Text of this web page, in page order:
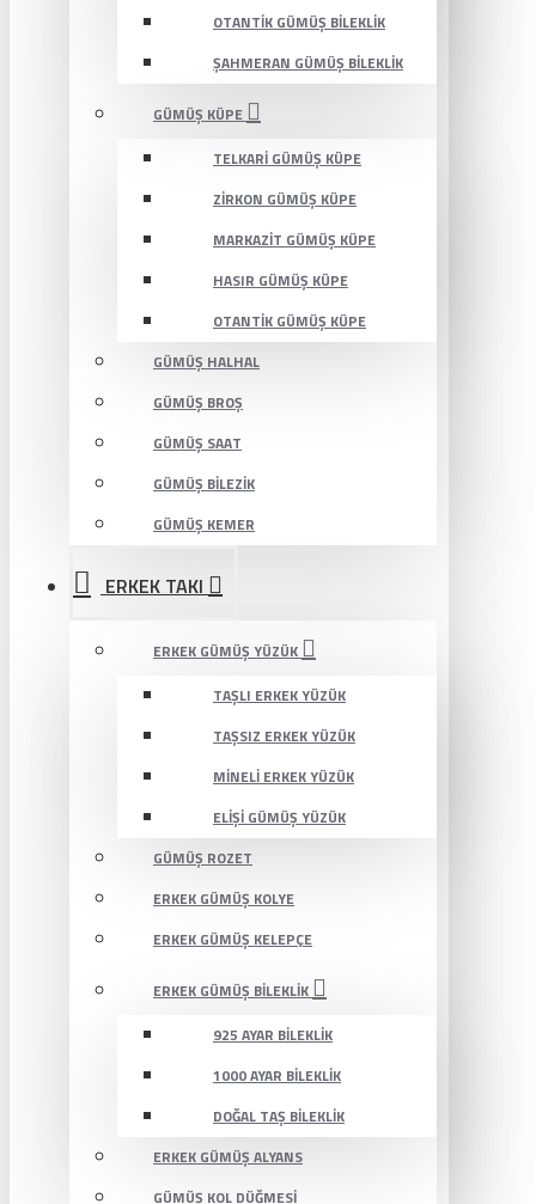
OTANTIK GÜMÜŞ BILEKLIK
ŞAHMERAN GÜMÜŞ BILEKLIK
GÜMÜŞ KÜPE
TELKARI GÜMÜŞ KÜPE
ZIRKON GÜMÜŞ KÜPE
MARKAZIT GÜMÜŞ KÜPE
HASIR GÜMÜŞ KÜPE
OTANTIK GÜMÜŞ KÜPE
GÜMÜŞ HALHAL
GÜMÜŞ BROŞ
GÜMÜŞ SAAT
GÜMÜŞ BILEZIK
GÜMÜŞ KEMER
ERKEK TAKI
ERKEK GÜMÜŞ YÜZÜK
TAŞLI ERKEK YÜZÜK
TAŞSIZ ERKEK YÜZÜK
MINELI ERKEK YÜZÜK
ELIŞI GÜMÜŞ YÜZÜK
GÜMÜŞ ROZET
ERKEK GÜMÜŞ KOLYE
ERKEK GÜMÜŞ KELEPÇE
ERKEK GÜMÜŞ BILEKLIK
925 AYAR BILEKLIK
1000 AYAR BILEKLIK
DOĞAL TAŞ BILEKLIK
ERKEK GÜMÜŞ ALYANS
GÜMÜŞ KOL DÜĞMESI